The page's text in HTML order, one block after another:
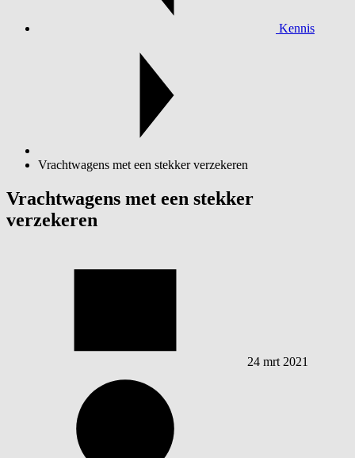
Kennis
Vrachtwagens met een stekker verzekeren
Vrachtwagens met een stekker
verzekeren
24 mrt 2021